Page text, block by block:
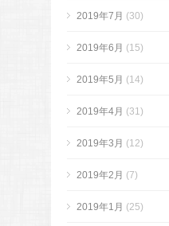
2019年7月 (30)
2019年6月 (15)
2019年5月 (14)
2019年4月 (31)
2019年3月 (12)
2019年2月 (7)
2019年1月 (25)